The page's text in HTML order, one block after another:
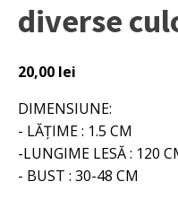
diverse
20,00 lei
DIMENSIUNE:
- LĂȚIME : 1.5 CM
-LUNGIME LESĂ : 120
- BUST : 30-48 CM